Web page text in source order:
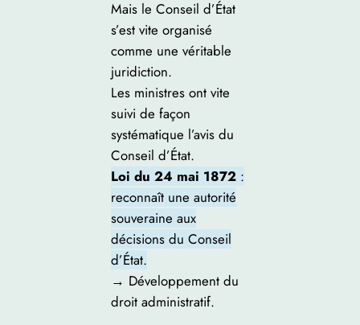
Mais le Conseil d’État
s’est vite organisé
comme une véritable
juridiction.
Les ministres ont vite
suivi de façon
systématique l’avis du
Conseil d’État.
Loi du 24 mai 1872:
reconnaît une autorité
souveraine aux
décisions du Conseil
d’État.
→ Développement du
droit administratif.